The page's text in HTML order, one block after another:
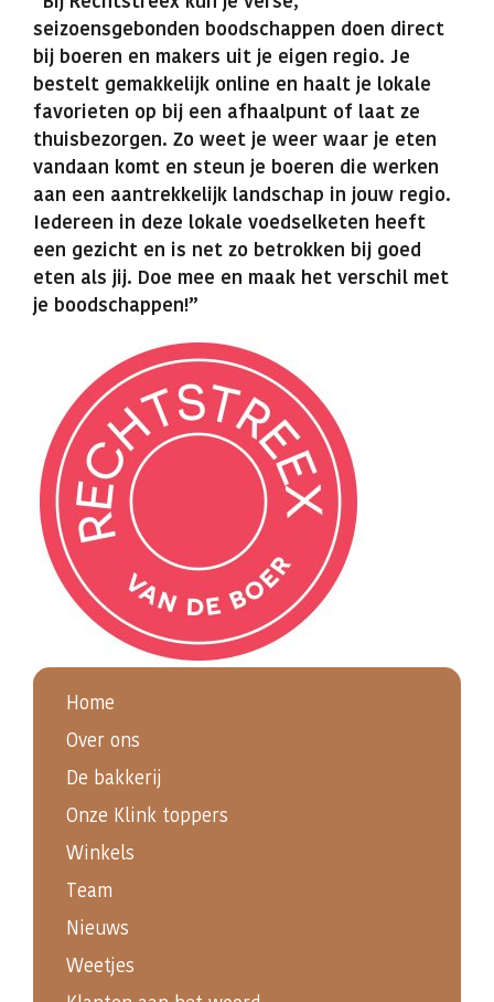
Home
Over ons
De bakkerij
Onze Klink toppers
Winkels
Team
Nieuws
Weetjes
seizoensgebonden boodschappen doen direct
bij boeren en makers uit je eigen regio. Je
bestelt gemakkelijk online en haalt je lokale
favorieten op bij een afhaalpunt of laat ze
thuisbezorgen. Zo weet je weer waar je eten
vandaan komt en steun je boeren die werken
aan een aantrekkelijk landschap in jouw regio.
Iedereen in deze lokale voedselketen heeft
een gezicht en is net zo betrokken bij goed
eten als jij. Doe mee en maak het verschil met
je boodschappen!”